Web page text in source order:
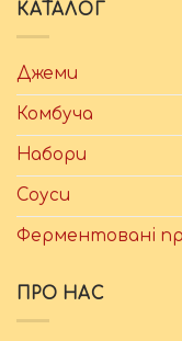
КАТАЛОГ
Джеми
Комбуча
Набори
Соуси
Ферментовані
ПРО НАС